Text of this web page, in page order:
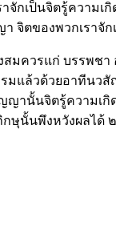
กเป็นจิตรู้ความ
จิตของพวกเรา
มควรแก่ บรรพ
แล้วด้วยอาทีน
ญานั้นจิตรู้ความ
นพึงหวังผลได้